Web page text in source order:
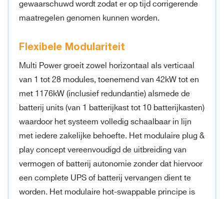
gewaarschuwd wordt zodat er op tijd corrigerende
maatregelen genomen kunnen worden.
Flexibele Modulariteit
Multi Power groeit zowel horizontaal als verticaal
van 1 tot 28 modules, toenemend van 42kW tot en
met 1176kW (inclusief redundantie) alsmede de
batterij units (van 1 batterijkast tot 10 batterijkasten)
waardoor het systeem volledig schaalbaar in lijn
met iedere zakelijke behoefte. Het modulaire plug &
play concept vereenvoudigd de uitbreiding van
vermogen of batterij autonomie zonder dat hiervoor
een complete UPS of batterij vervangen dient te
worden. Het modulaire hot-swappable principe is